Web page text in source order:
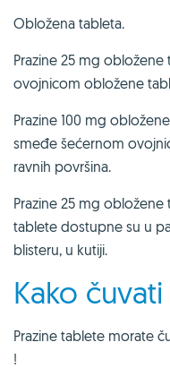
Obložena tableta.
Prazine 25 mg
ovojnicom obložene
Prazine 100 mg
smeđe šećernom
ravnih površina.
Prazine 25 mg
tablete dostupne su u
blisteru, u kutiji.
Kako
Prazine tablete morate
!